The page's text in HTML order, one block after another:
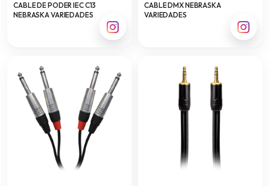
CABLE DE PODER IEC C13
NEBRASKA VARIEDADES
CABLE DMX NEBRASKA
VARIEDADES